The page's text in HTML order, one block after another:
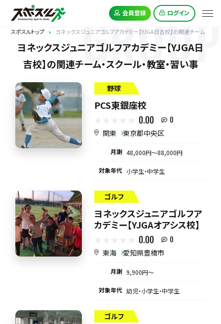
会員登録 ログイン
スポスルトップ ヨネックスジュニアゴルフアカデミー【YJGA日吉校】の関連チーム
ヨネックスジュニアゴルフアカデミー【YJGA日
吉校】の関連チーム・スクール・教室・習い事
GROUP
野球
PCS東銀座校
0.00 0
関東 東京都中央区
月謝 48,000円〜88,000円
対象年代 小学生・中学生
ゴルフ
ヨネックスジュニアゴルフア
カデミー【YJGAオアシス校】
0.00 0
東海 愛知県豊橋市
月謝 9,900円〜
対象年代 幼児・小学生・中学生
ゴルフ